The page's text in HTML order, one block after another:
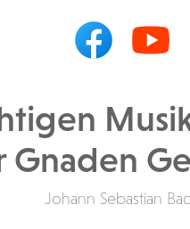
Gnaden
Johann Sebastian